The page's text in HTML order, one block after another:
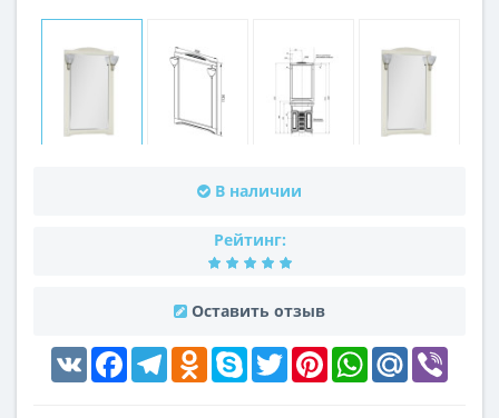
В наличии
Рейтинг:
Оставить отзыв
VK FacebookTelegramOdnoklassniki
Skype Twitter PinterestWhatsAppMail.Ru